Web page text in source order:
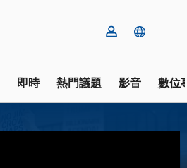
即時 熱門議題 影音 數位